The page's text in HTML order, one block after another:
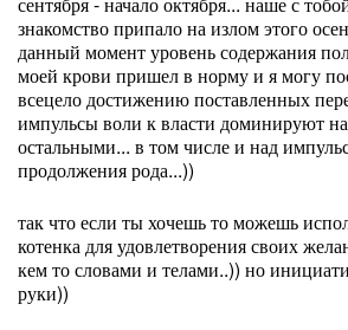
знакомство припало на излом этого
данный момент уровень содержания
моей крови пришел в норму и я могу
всецело достижению поставленных
импульсы воли к власти доминируют
остальными... в том числе и над
продолжения рода...))
так что если ты хочешь то можешь
котенка для удовлетворения своих
кем то словами и телами..)) но
руки))